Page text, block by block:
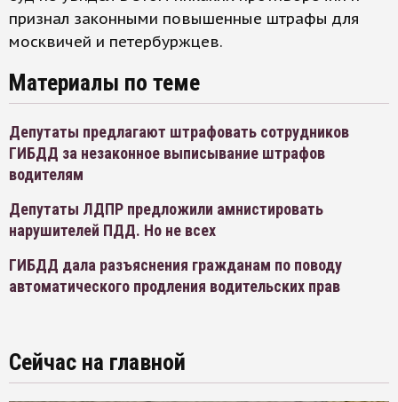
признал законными повышенные штрафы для
москвичей и петербуржцев.
Материалы по теме
Депутаты предлагают штрафовать сотрудников
ГИБДД за незаконное выписывание штрафов
водителям
Депутаты ЛДПР предложили амнистировать
нарушителей ПДД. Но не всех
ГИБДД дала разъяснения гражданам по поводу
автоматического продления водительских прав
Сейчас на главной